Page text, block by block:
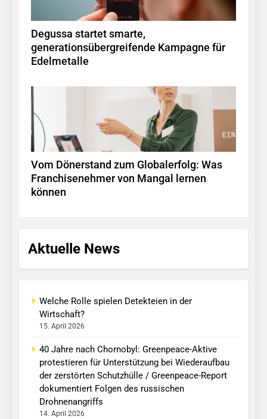
Degussa startet smarte,
generationsübergreifende Kampagne für
Edelmetalle
Vom Dönerstand zum Globalerfolg: Was
Franchisenehmer von Mangal lernen
können
Aktuelle News
Welche Rolle spielen Detekteien in der
Wirtschaft?
15. April 2026
40 Jahre nach Chornobyl: Greenpeace-Aktive
protestieren für Unterstützung bei Wiederaufbau
der zerstörten Schutzhülle / Greenpeace-Report
dokumentiert Folgen des russischen
Drohnenangriffs
14. April 2026